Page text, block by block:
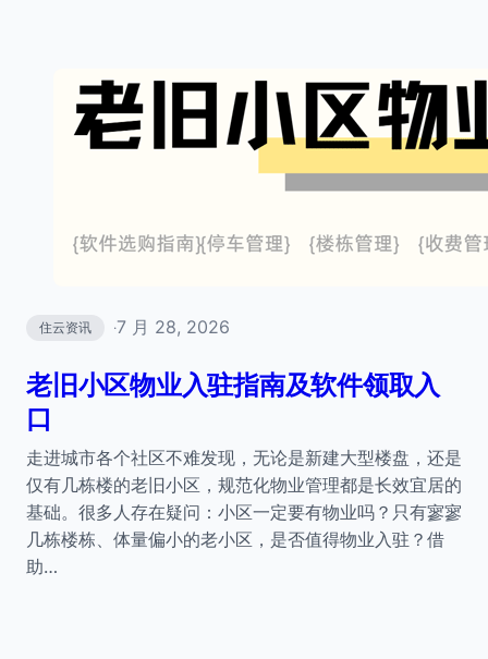
住云资讯 ·7 月 28, 2026
老旧小区物业入驻指南及软件领取入
口
走进城市各个社区不难发现，无论是新建大型楼盘，还是
仅有几栋楼的老旧小区，规范化物业管理都是长效宜居的
基础。很多人存在疑问：小区一定要有物业吗？只有寥寥
几栋楼栋、体量偏小的老小区，是否值得物业入驻？借
助…